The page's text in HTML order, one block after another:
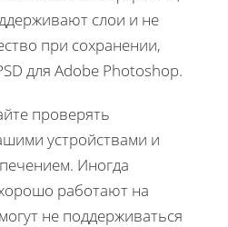
слои и не
при сохранении,
для Adobe Photoshop.
проверять
устройствами и
Иногда
работают на
не поддерживаться